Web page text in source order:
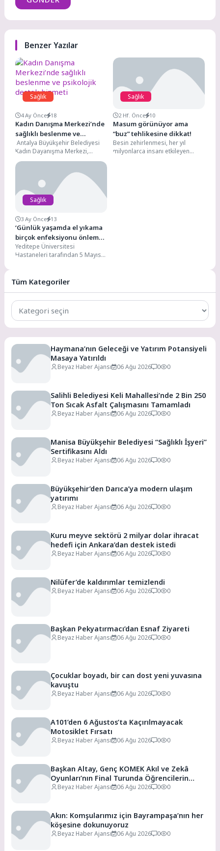
Benzer Yazılar
Sağlık
4 Ay Önce 18
Kadın Danışma Merkezi’nde
sağlıklı beslenme ve
psikolojik destek hizmeti
Antalya Büyükşehir Belediyesi
Kadın Dayanışma Merkezi,
kadınları her alanda
desteklemeye devam ediyor.
Kadınlara merkezde hem...
Sağlık
2 Hf. Önce 10
Masum görünüyor ama
“buz” tehlikesine dikkat!
Besin zehirlenmesi, her yıl
milyonlarca insanı etkileyen
Sağlık
3 Ay Önce 13
‘Günlük yaşamda el yıkama
birçok enfeksiyonu önlemek
için etkili’
Yeditepe Üniversitesi
Hastaneleri tarafından 5 Mayıs
Yeditepe...
Tüm Kategoriler
Tüm
Kategoriler
Haymana’nın Geleceği ve Yatırım Potansiyeli
Masaya Yatırıldı
Beyaz Haber Ajansı 06 Ağu 2026 0 0
Salihli Belediyesi Keli Mahallesi’nde 2 Bin 250
Ton Sıcak Asfalt Çalışmasını Tamamladı
Beyaz Haber Ajansı 06 Ağu 2026 0 0
Manisa Büyükşehir Belediyesi “Sağlıklı İşyeri”
Sertifikasını Aldı
Beyaz Haber Ajansı 06 Ağu 2026 0 0
Büyükşehir’den Darıca’ya modern ulaşım
yatırımı
Beyaz Haber Ajansı 06 Ağu 2026 0 0
Kuru meyve sektörü 2 milyar dolar ihracat
hedefi için Ankara’dan destek istedi
Beyaz Haber Ajansı 06 Ağu 2026 0 0
Nilüfer’de kaldırımlar temizlendi
Beyaz Haber Ajansı 06 Ağu 2026 0 0
Başkan Pekyatırmacı’dan Esnaf Ziyareti
Beyaz Haber Ajansı 06 Ağu 2026 0 0
Çocuklar boyadı, bir can dost yeni yuvasına
kavuştu
Beyaz Haber Ajansı 06 Ağu 2026 0 0
A101’den 6 Ağustos’ta Kaçırılmayacak
Motosiklet Fırsatı
Beyaz Haber Ajansı 06 Ağu 2026 0 0
Başkan Altay, Genç KOMEK Akıl ve Zekâ
Oyunları’nın Final Turunda Öğrencilerin
Heyecanını Paylaştı
Beyaz Haber Ajansı 06 Ağu 2026 0 0
Akın: Komşularımız için Bayrampaşa’nın her
köşesine dokunuyoruz
Beyaz Haber Ajansı 06 Ağu 2026 0 0